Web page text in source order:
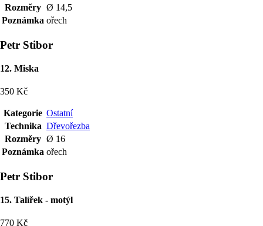
Rozměry Ø 14,5
Poznámka ořech
Petr Stibor
12. Miska
350 Kč
Kategorie Ostatní
Technika Dřevořezba
Rozměry Ø 16
Poznámka ořech
Petr Stibor
15. Talířek - motýl
770 Kč